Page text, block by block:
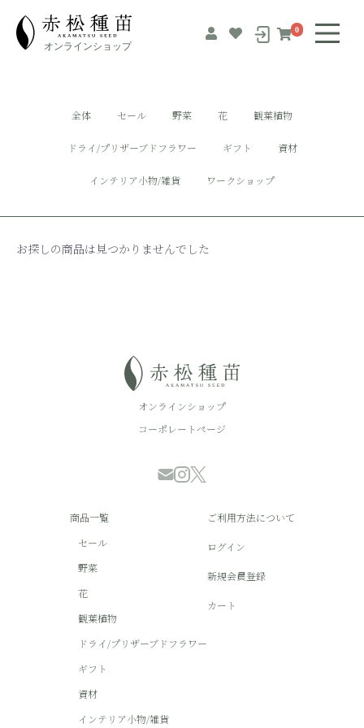
0
全体 セール 野菜 花 観葉植物
ドライ/プリザーブドフラワー ギフト 資材
インテリア小物/雑貨 ワークショップ
お探しの商品は見つかりませんでした
オンラインショップ
コーポレートページ
商品一覧
セール
野菜
花
観葉植物
ドライ/プリザーブドフラワー
ギフト
資材
インテリア小物/雑貨
ご利用方法について
ログイン
新規会員登録
カート